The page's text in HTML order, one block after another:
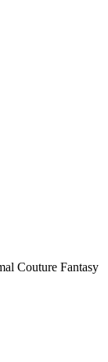
Couture Fantasy